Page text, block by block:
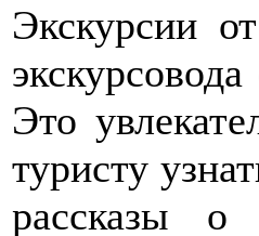
Экскурсии от
Это
туристу
рассказы о